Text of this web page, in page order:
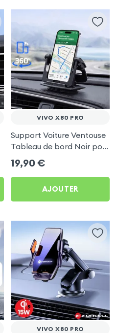
VIVO X80 PRO
Support Voiture Ventouse
Tableau de bord Noir pour
Vivo X80 Pro
19,90 €
AJOUTER
VIVO X80 PRO